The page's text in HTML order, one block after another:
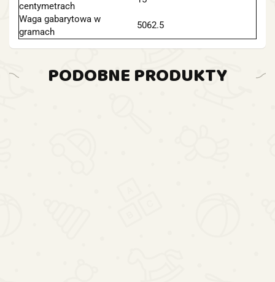
centymetrach
Waga gabarytowa w
gramach
5062.5
PODOBNE PRODUKTY